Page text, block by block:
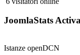
JoomlaStats
Istanze openDCN